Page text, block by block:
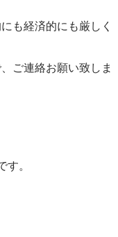
も経済的にも厳しく
ご連絡お願い致しま
す。